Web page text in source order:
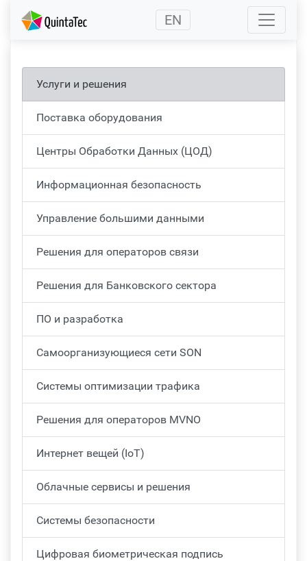
(current) EN
Услуги и решения
Поставка оборудования
Центры Обработки Данных (ЦОД)
Информационная безопасность
Управление большими данными
Решения для операторов связи
Решения для Банковского сектора
ПО и разработка
Самоорганизующиеся сети SON
Системы оптимизации трафика
Решения для операторов MVNO
Интернет вещей (IoT)
Облачные сервисы и решения
Системы безопасности
Цифровая биометрическая подпись